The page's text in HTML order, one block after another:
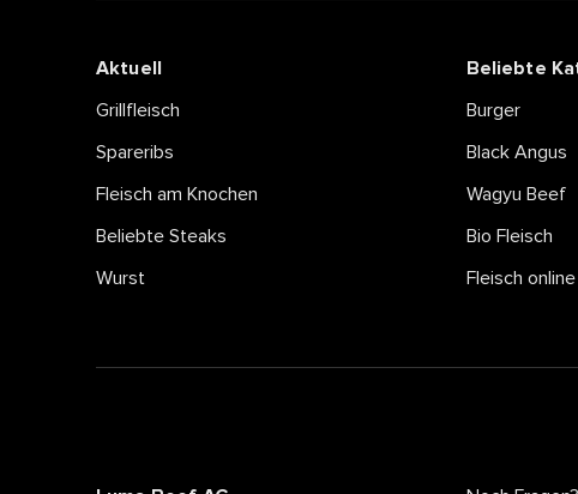
Aktuell
Grillfleisch
Spareribs
Fleisch am Knochen
Beliebte Steaks
Wurst
Beliebte
Burger
Black Angus
Wagyu Beef
Bio Fleisch
Fleisch